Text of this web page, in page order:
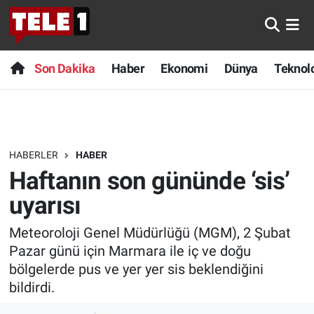
Son Dakika Haber Ekonomi Dünya
HABERLER HABER
Haftanın son gününde ‘sis’
uyarısı
Meteoroloji Genel Müdürlüğü (MGM), 2 Şubat
Pazar günü için Marmara ile iç ve doğu
bölgelerde pus ve yer yer sis beklendiğini
bildirdi.
Anında Manşet
Başka Sohbetler
Bilim turu
Bilim ve Teknoloji Evreni
Doğa Konuşuyor
Dünya
Son Dakika
Haber
Dünya
Sağlık
Spor
Nöbetçi Eczaneler
Hava Durumu
Trafik Durumu
Süper Lig Puan Durumu ve Fikstür
Tüm Manşetler
Son Dakika Haberleri